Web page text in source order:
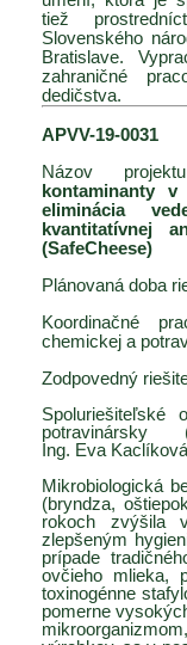
tiež
Slovenského
Bratislave.
zahraničné
dedičstva.
APVV-19-0031
Názov
kontaminanty
eliminácia
kvantitatívnej
(SafeCheese)
Plánovaná doba
Koordinačné
chemickej a
Zodpovedný
Spoluriešiteľské
Ing. Eva
Mikrobiologická
(bryndza,
rokoch zvýšila
zlepšeným
prípade
ovčieho mlieka,
toxinogénne
pomerne